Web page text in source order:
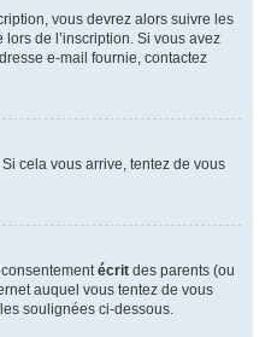
vous devrez alors suivre les
de l’inscription. Si vous avez
e-mail fournie, contactez
cela vous arrive, tentez de vous
écrit des parents (ou
auquel vous tentez de vous
soulignées ci-dessous.